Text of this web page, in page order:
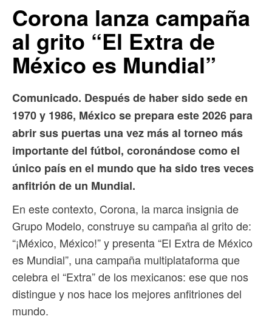
Corona lanza campaña
al grito “El Extra de
México es Mundial”
Comunicado. Después de haber sido sede en
1970 y 1986, México se prepara este 2026 para
abrir sus puertas una vez más al torneo más
importante del fútbol, coronándose como el
único país en el mundo que ha sido tres veces
anfitrión de un Mundial.
En este contexto, Corona, la marca insignia de
Grupo Modelo, construye su campaña al grito de:
“¡México, México!” y presenta “El Extra de México
es Mundial”, una campaña multiplataforma que
celebra el “Extra” de los mexicanos: ese que nos
distingue y nos hace los mejores anfitriones del
mundo.